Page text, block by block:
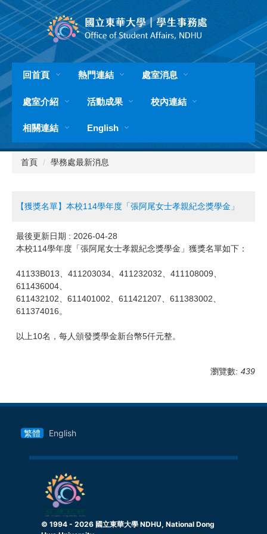
跳
到
主
要
內
容
區
回首頁 熱門連結 處室消息
處室介紹 活動成果 校內連結
相關連結 English
首頁 學務處最新消息
【獲獎名單】本校114學年度「張阿尾女士孝親紀念獎學金」
最後更新日期 : 2026-04-28
本校114學年度「張阿尾女士孝親紀念獎學金」獲獎名單如下：
41133B013、411203034、411232032、411108009、
611436004、
611432102、611401002、611421207、611383002、
611374016。
以上10名，每人頒發獎學金新台幣5仟元整。
瀏覽數: 439
繁體 English
© 1994 - 2026 國立東華大學 NDHU, National Dong